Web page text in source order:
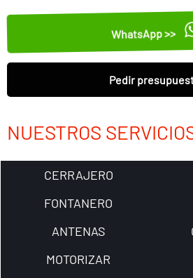
WhatsApp >>
Pedir
NUESTROS
CERRAJERO
FONTANERO
ANTENAS
MOTORIZAR